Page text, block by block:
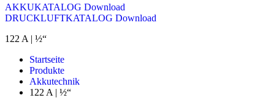
AKKUKATALOG Download
DRUCKLUFTKATALOG Download
122 A | ½“
Startseite
Produkte
Akkutechnik
122 A | ½“